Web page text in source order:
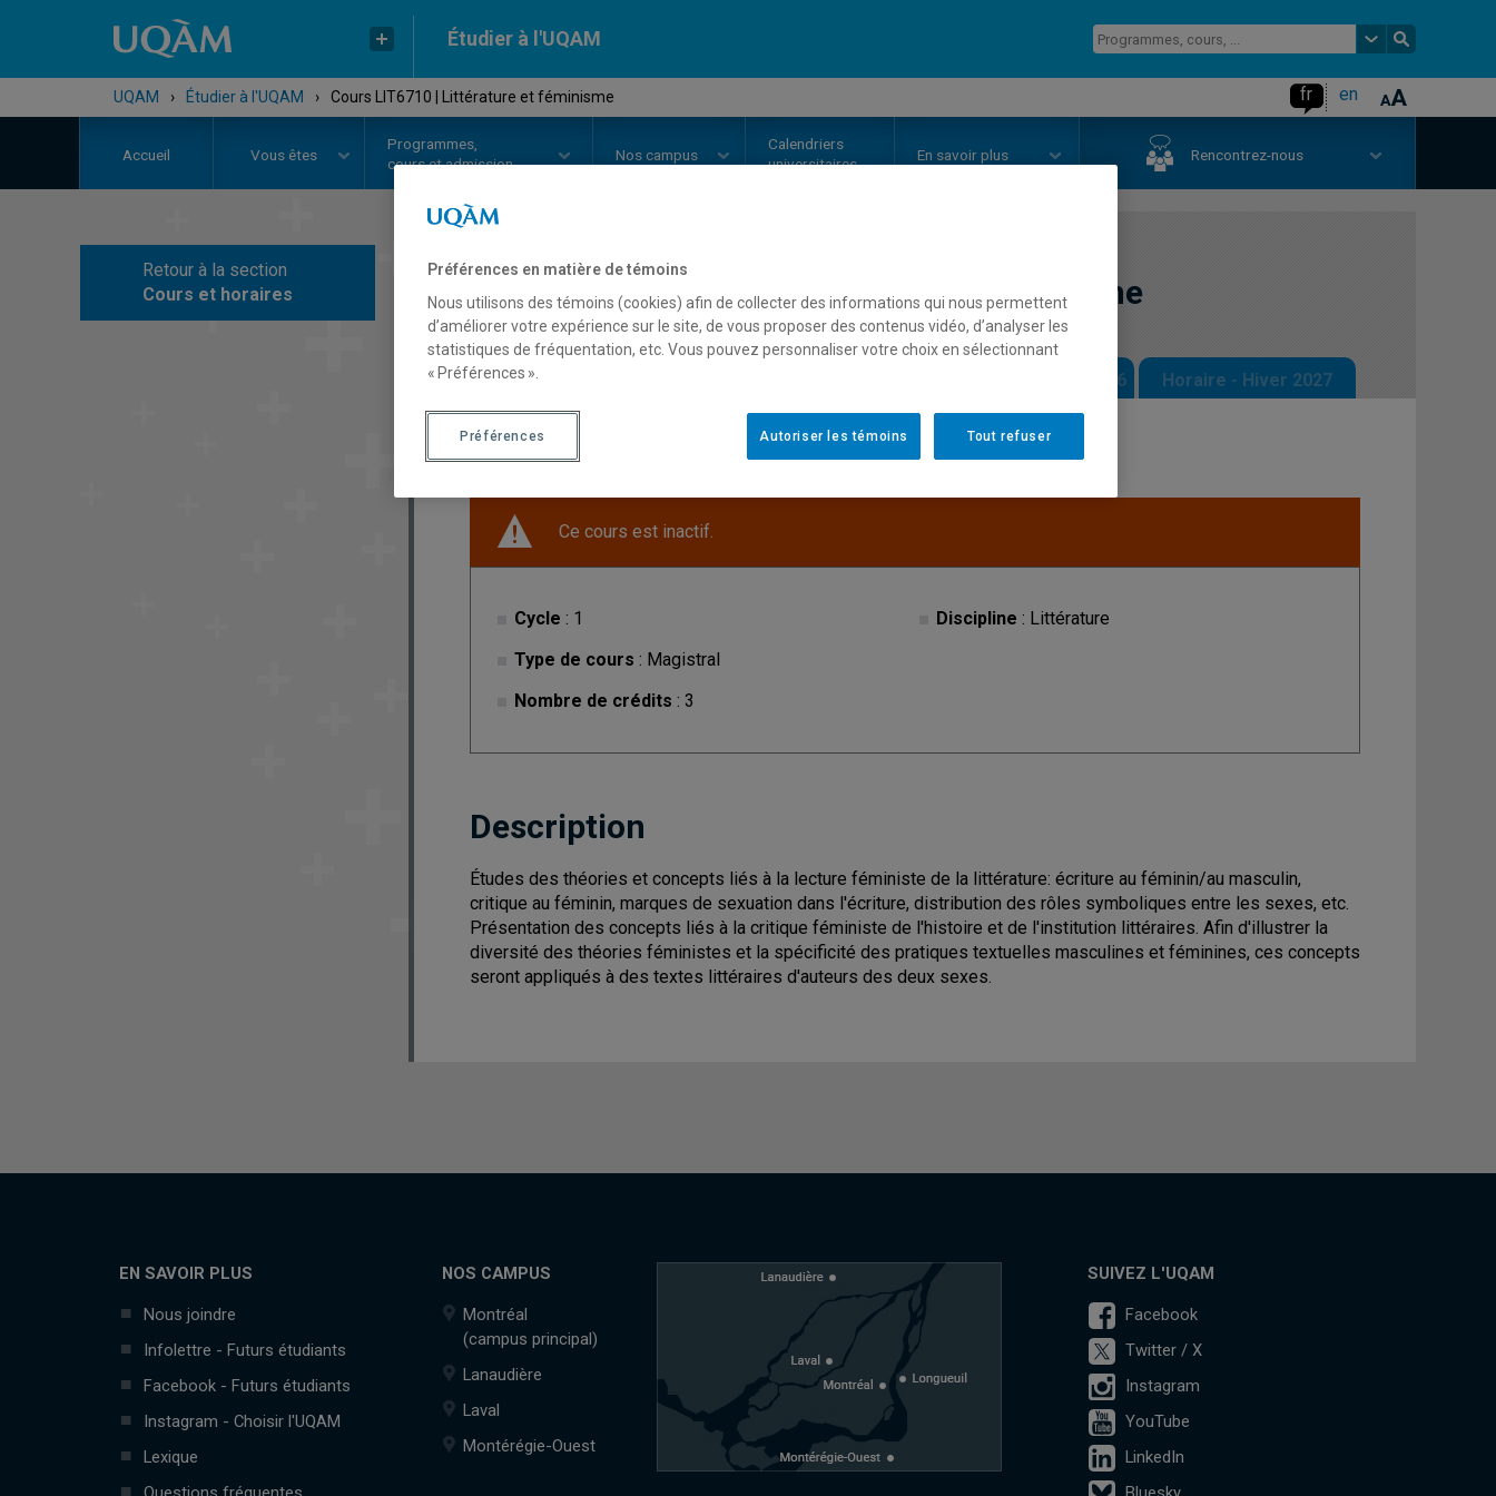
Étudier à l'UQAM
UQAM › Étudier à l'UQAM › Cours LIT6710 | Littérature et féminisme fr en
Accueil Vous êtes
Programmes,
cours et admission
Nos campus
Calendriers
universitaires
En savoir plus Rencontrez-nous
Retour à la section
Cours et horaires
COURS// LIT6710-Littérature et féminisme
Description Horaire - Automne 2026 Horaire - Hiver 2027
Ce cours est inactif.
Cycle : 1
Type de cours : Magistral
Nombre de crédits : 3
Discipline : Littérature
Description
Études des théories et concepts liés à la lecture féministe de la littérature: écriture au féminin/au masculin,
critique au féminin, marques de sexuation dans l'écriture, distribution des rôles symboliques entre les sexes, etc.
Présentation des concepts liés à la critique féministe de l'histoire et de l'institution littéraires. Afin d'illustrer la
diversité des théories féministes et la spécificité des pratiques textuelles masculines et féminines, ces concepts
seront appliqués à des textes littéraires d'auteurs des deux sexes.
EN SAVOIR PLUS
Nous joindre
Infolettre - Futurs étudiants
Facebook - Futurs étudiants
Instagram - Choisir l'UQAM
Lexique
NOS CAMPUS
Montréal
(campus principal)
Lanaudière
Laval
Montérégie-Ouest
SUIVEZ L'UQAM
Facebook
Twitter / X
Instagram
YouTube
LinkedIn
Préférences en matière de témoins
Nous utilisons des témoins (cookies) afin de collecter des informations qui nous permettent
d’améliorer votre expérience sur le site, de vous proposer des contenus vidéo, d’analyser les
statistiques de fréquentation, etc. Vous pouvez personnaliser votre choix en sélectionnant
« Préférences ».
Tout refuser
Autoriser les témoins
Préférences